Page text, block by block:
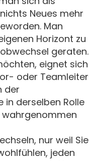
Neues mehr
Man
Horizont zu
geraten.
eignet sich
oder
der
in derselben Rolle
nur weil Sie
jeden